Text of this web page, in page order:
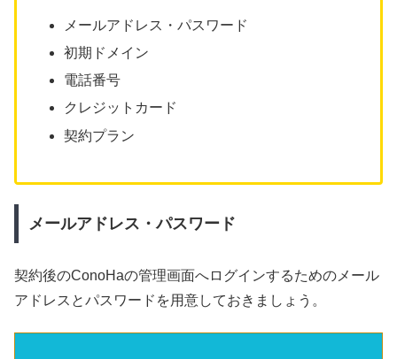
メールアドレス・パスワード
初期ドメイン
電話番号
クレジットカード
契約プラン
メールアドレス・パスワード
契約後のConoHaの管理画面へログインするためのメール
アドレスとパスワードを用意しておきましょう。